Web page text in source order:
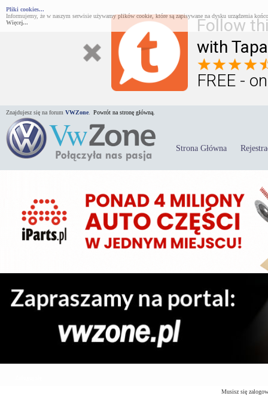
Follow
with
FREE -
Pliki cookies...
Informujemy, że w naszym serwisie używamy plików cookie, które są zapisywane na dysku urządzenia
Więcej...
Znajdujesz się na forum VWZone Powrót na stronę główną.
Strona Główna
Musisz się